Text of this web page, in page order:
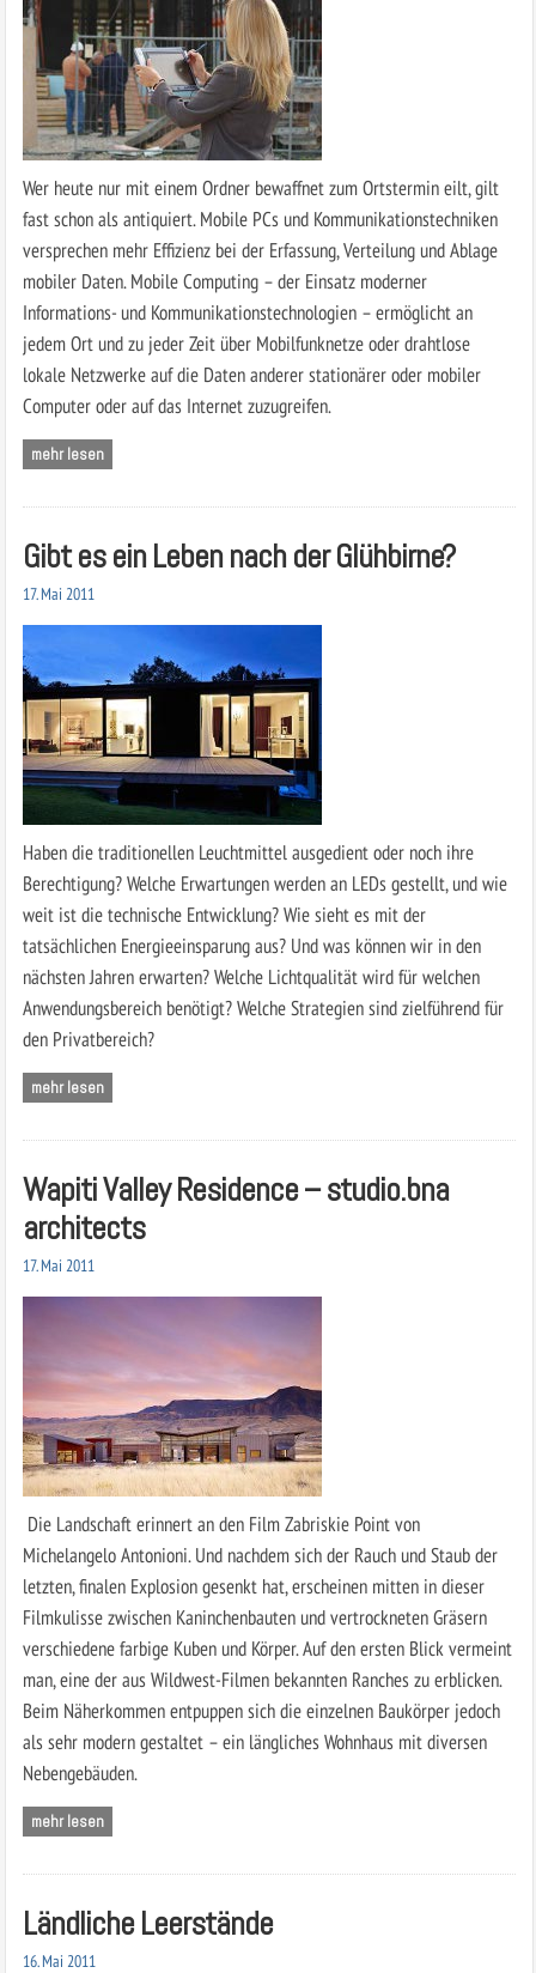
Wer heute nur mit einem Ordner bewaffnet zum Ortstermin eilt, gilt
fast schon als antiquiert. Mobile PCs und Kommunikationstechniken
versprechen mehr Effizienz bei der Erfassung, Verteilung und Ablage
mobiler Daten. Mobile Computing – der Einsatz moderner
Informations- und Kommunikationstechnologien – ermöglicht an
jedem Ort und zu jeder Zeit über Mobilfunknetze oder drahtlose
lokale Netzwerke auf die Daten anderer stationärer oder mobiler
Computer oder auf das Internet zuzugreifen.
mehr lesen
Gibt es ein Leben nach der Glühbirne?
17. Mai 2011
Haben die traditionellen Leuchtmittel ausgedient oder noch ihre
Berechtigung? Welche Erwartungen werden an LEDs gestellt, und wie
weit ist die technische Entwicklung? Wie sieht es mit der
tatsächlichen Energieeinsparung aus? Und was können wir in den
nächsten Jahren erwarten? Welche Lichtqualität wird für welchen
Anwendungsbereich benötigt? Welche Strategien sind zielführend für
den Privatbereich?
mehr lesen
Wapiti Valley Residence – studio.bna
architects
17. Mai 2011
Die Landschaft erinnert an den Film Zabriskie Point von
Michelangelo Antonioni. Und nachdem sich der Rauch und Staub der
letzten, finalen Explosion gesenkt hat, erscheinen mitten in dieser
Filmkulisse zwischen Kaninchenbauten und vertrockneten Gräsern
verschiedene farbige Kuben und Körper. Auf den ersten Blick vermeint
man, eine der aus Wildwest-Filmen bekannten Ranches zu erblicken.
Beim Näherkommen entpuppen sich die einzelnen Baukörper jedoch
als sehr modern gestaltet – ein längliches Wohnhaus mit diversen
Nebengebäuden.
mehr lesen
Ländliche Leerstände
16. Mai 2011